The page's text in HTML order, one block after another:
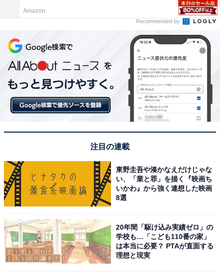
View this post on Instagram
Amazon
Recommended by
注目の連載
東野圭吾や湊かなえだけじゃな
い、「業と罪」を描く『映画ち
いかわ』から強く連想した映画
8選
20年間「駆け込み実績ゼロ」の
学校も…「こども110番の家」
は本当に必要？ PTAが直面する
理想と現実